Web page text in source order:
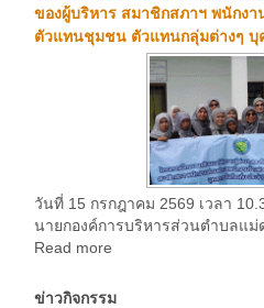
ของผู้บริหาร สมาชิกสภาฯ พนักง
ตัวแทนชุมชน ตัวแทนกลุ่มต่างๆ บุ
วันที่ 15 กรกฎาคม 2569 เวลา
นายกองค์การบริหารส่วนตำบลแม่
Read more
ข่าวกิจกรรม